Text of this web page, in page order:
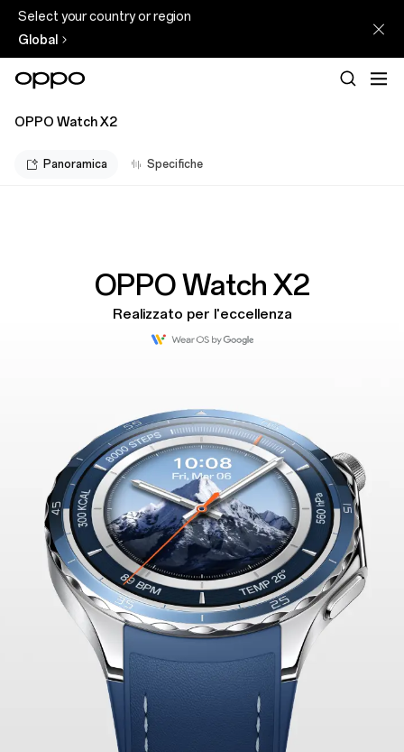
Select your country or region
Global
OPPO Watch X2
Panoramica Specifiche
OPPO Watch X2
Realizzato per l'eccellenza